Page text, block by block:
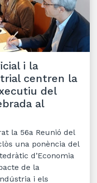
i la
centren la
del
al
la 56a Reunió del
una ponència del
d’Economia
de la
i els